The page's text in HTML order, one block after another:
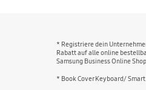
* Registriere dein
Rabatt auf alle online
Samsung Business Online
* Book Cover Keyboard/